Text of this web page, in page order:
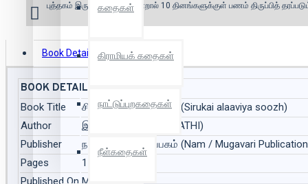
கதைகள்
கிராமியக் கதைகள்
நாட்டுப்புறகதைகள்
நீள்கதைகள்
புத்தகம் இருப்பில் இல்லை என்றால் 10 தினங்களுக்குள் பணம் திருப்பித்
Book Details Reviews
BOOK DETAILS
Book Title
சிறுகை அளாவிய சூழ் (Sirukai alaaviya soozh)
Author
இவள்பாரதி (IVALBARATHI)
Publisher
நம் / முகவரி பதிப்பகம் (Nam / Mugavari
Pages
112
Published On Mar 2021